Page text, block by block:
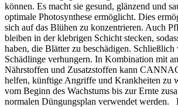
können. Es macht sie gesund, glänzend und
optimale Photosynthese ermöglicht. Dies
sich auf das Blühen zu konzentrieren. Auch
bleiben in der klebrigen Schicht stecken,
haben, die Blätter zu beschädigen. Schließlich
Schädlinge verhungern. In Kombination mit
Nährstoffen und Zusatzstoffen kann
helfen, künftige Angriffe und Krankheiten zu
vom Beginn des Wachstums bis zur Ernte
normalen Düngungsplan verwendet werden.